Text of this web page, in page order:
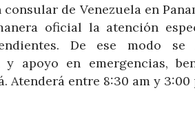
de Venezuela en
oficial la atención
De ese modo
y apoyo en emergencias,
Atenderá entre 8:30 am y 3:00